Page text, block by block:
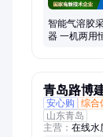
智能气溶胶
器 一机两用
青岛路博
安心购
综合
山东青岛
主营： 在线水